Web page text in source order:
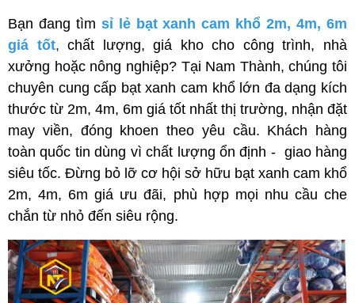
Bạn đang tìm sỉ lẻ bạt xanh cam khổ 2m, 4m, 6m
giá tốt, chất lượng, giá kho cho công trình, nhà
xưởng hoặc nông nghiệp? Tại Nam Thành, chúng tôi
chuyên cung cấp bạt xanh cam khổ lớn đa dạng kích
thước từ 2m, 4m, 6m giá tốt nhất thị trường, nhận đặt
may viền, đóng khoen theo yêu cầu. Khách hàng
toàn quốc tin dùng vì chất lượng ổn định -  giao hàng
siêu tốc. Đừng bỏ lỡ cơ hội sở hữu bạt xanh cam khổ
2m, 4m, 6m giá ưu đãi, phù hợp mọi nhu cầu che
chắn từ nhỏ đến siêu rộng.